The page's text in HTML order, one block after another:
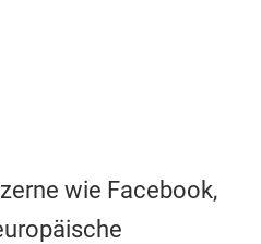
wie Facebook,